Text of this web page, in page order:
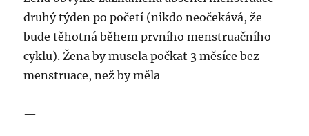
druhý týden po početí (nikdo neočekává, že
bude těhotná během prvního menstruačního
cyklu). Žena by musela počkat 3 měsíce bez
menstruace, než by měla
—